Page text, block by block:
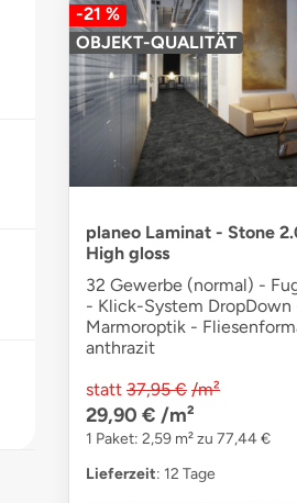
-21 %
OBJEKT-QUALITÄT
planeo Laminat - Stone
High gloss
32 Gewerbe (normal) -
- Klick-System DropDown
Marmoroptik -
anthrazit
statt 37,95 € /m²
29,90 € /m²
1 Paket: 2,59 m² zu 77,44 €
Lieferzeit: 12 Tage